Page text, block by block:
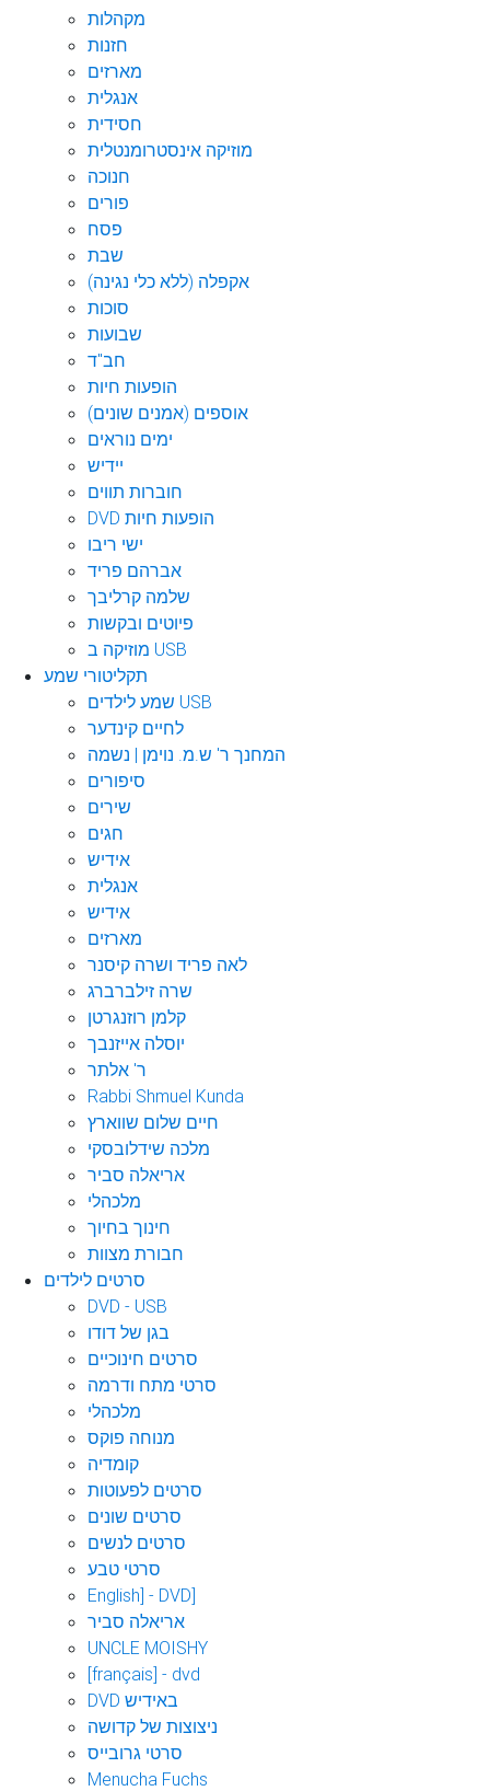
מקהלות
חזנות
מארזים
אנגלית
חסידית
מוזיקה אינסטרומנטלית
חנוכה
פורים
פסח
שבת
אקפלה (ללא כלי נגינה)
סוכות
שבועות
חב"ד
הופעות חיות
אוספים (אמנים שונים)
ימים נוראים
יידיש
חוברות תווים
DVD הופעות חיות
ישי ריבו
אברהם פריד
שלמה קרליבך
פיוטים ובקשות
מוזיקה ב USB
תקליטורי שמע
שמע לילדים USB
לחיים קינדער
המחנך ר' ש.מ. נוימן | נשמה
סיפורים
שירים
חגים
אידיש
אנגלית
אידיש
מארזים
לאה פריד ושרה קיסנר
שרה זילברברג
קלמן רוזנגרטן
יוסלה אייזנבך
ר' אלתר
Rabbi Shmuel Kunda
חיים שלום שווארץ
מלכה שידלובסקי
אריאלה סביר
מלכהלי
חינוך בחיוך
חבורת מצוות
סרטים לילדים
DVD - USB
בגן של דודו
סרטים חינוכיים
סרטי מתח ודרמה
מלכהלי
מנוחה פוקס
קומדיה
סרטים לפעוטות
סרטים שונים
סרטים לנשים
סרטי טבע
English] - DVD]
אריאלה סביר
UNCLE MOISHY
[français] - dvd
DVD באידיש
ניצוצות של קדושה
סרטי גרובייס
Menucha Fuchs